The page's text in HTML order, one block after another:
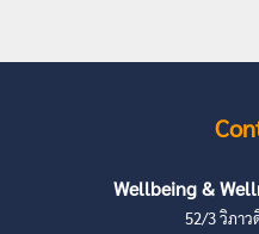
Wellbeing &
52/3 วิภาว